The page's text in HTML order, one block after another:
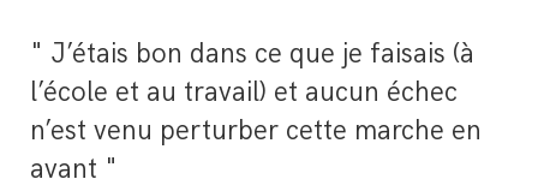
" J’étais bon dans ce que je faisais (à
l’école et au travail) et aucun échec
n’est venu perturber cette marche en
avant "